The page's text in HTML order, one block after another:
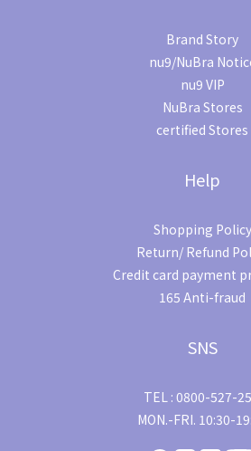
Brand Story
nu9/NuBra
nu9 VIP
NuBra Stores
certified Stores
Help
Shopping Policy
Return/ Refund
Credit card payment
165 Anti-fraud
SNS
TEL : 0800-527-
MON.-FRI. 10:30-